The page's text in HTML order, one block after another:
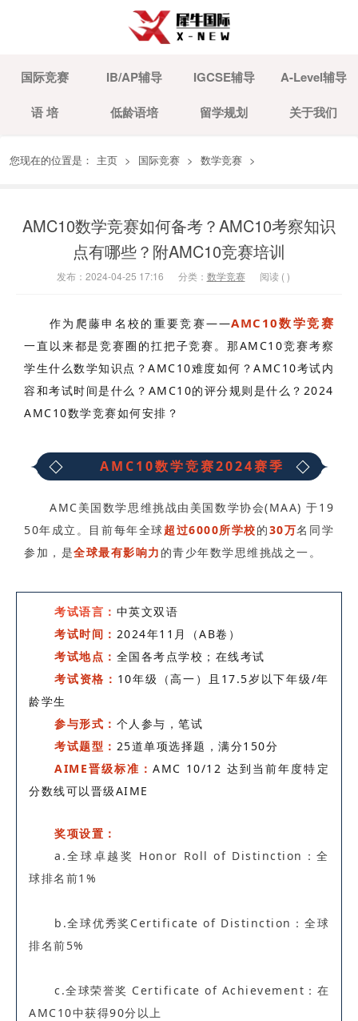
国际竞赛 IB/AP辅导 IGCSE辅导
A-Level辅导
语 培
低龄语培 留学规划 关于我们
您现在的位置是： 主页 > 国际竞赛 > 数学竞赛 >
AMC10数学竞赛如何备考？AMC10考察知识
点有哪些？附AMC10竞赛培训
发布：2024-04-25 17:16 分类： 数学竞赛 阅读 ()
作为爬藤申名校的重要竞赛——AMC10数学竞赛
一直以来都是竞赛圈的扛把子竞赛。那AMC10竞赛考察
学生什么数学知识点？AMC10难度如何？AMC10考试内
容和考试时间是什么？AMC10的评分规则是什么？2024
AMC10数学竞赛如何安排？
AMC10数学竞赛2024赛季
AMC美国数学思维挑战由美国数学协会(MAA) 于19
50年成立。目前每年全球超过6000所学校的30万名同学
参加，是全球最有影响力 的青少年数学思维挑战之一。
考试语言： 中英文双语
考试时间： 2024年11月（AB卷）
考试地点： 全国各考点学校；在线考试
考试资格： 10年级（高一）且17.5岁以下年级/年
龄学生
参与形式： 个人参与，笔试
考试题型： 25道单项选择题，满分150分
AIME晋级标准：AMC 10/12 达到当前年度特定
分数线可以晋级AIME
奖项设置：
a.全球卓越奖 Honor Roll of Distinction：全
球排名前1%
b.全球优秀奖Certificate of Distinction：全球
排名前5%
c.全球荣誉奖 Certificate of Achievement：在
AMC10中获得90分以上